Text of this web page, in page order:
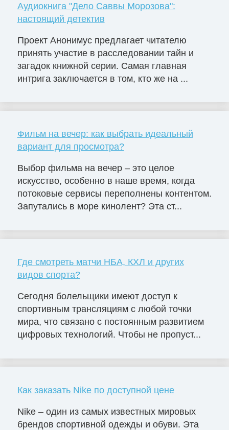
Аудиокнига "Дело Саввы Морозова":
настоящий детектив
Проект Анонимус предлагает читателю
принять участие в расследовании тайн и
загадок книжной серии. Самая главная
интрига заключается в том, кто же на ...
Фильм на вечер: как выбрать идеальный
вариант для просмотра?
Выбор фильма на вечер – это целое
искусство, особенно в наше время, когда
потоковые сервисы переполнены контентом.
Запутались в море кинолент? Эта ст...
Где смотреть матчи НБА, КХЛ и других
видов спорта?
Сегодня болельщики имеют доступ к
спортивным трансляциям с любой точки
мира, что связано с постоянным развитием
цифровых технологий. Чтобы не пропуст...
Как заказать Nike по доступной цене
Nike – один из самых известных мировых
брендов спортивной одежды и обуви. Эта